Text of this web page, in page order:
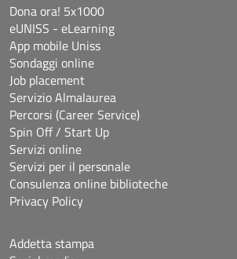
Dona ora! 5x1000
eUNISS - eLearning
App mobile Uniss
Sondaggi online
Job placement
Servizio Almalaurea
Percorsi (Career Service)
Spin Off / Start Up
Servizi online
Servizi per il personale
Consulenza online biblioteche
Privacy Policy
Addetta stampa